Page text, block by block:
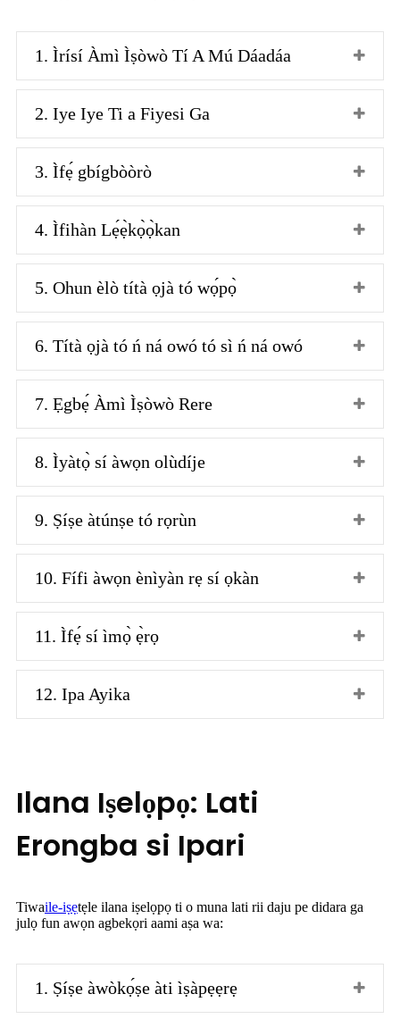
1. Ìrísí Àmì Ìṣòwò Tí A Mú Dáadáa
2. Iye Iye Ti a Fiyesi Ga
3. Ìfẹ́ gbígbòòrò
4. Ìfihàn Lẹ́ẹ̀kọ̀ọ̀kan
5. Ohun èlò títà ọjà tó wọ́pọ̀
6. Títà ọjà tó ń ná owó tó sì ń ná owó
7. Ẹgbẹ́ Àmì Ìṣòwò Rere
8. Ìyàtọ̀ sí àwọn olùdíje
9. Ṣíṣe àtúnṣe tó rọrùn
10. Fífi àwọn ènìyàn rẹ sí ọkàn
11. Ìfẹ́ sí ìmọ̀ ẹ̀rọ
12. Ipa Ayika
Ilana Iṣelọpọ: Lati
Erongba si Ipari
Tiwaile-iṣẹtẹle ilana iṣelọpọ ti o muna lati rii daju pe didara ga
julọ fun awọn agbekọri aami aṣa wa:
1. Ṣíṣe àwòkọ́ṣe àti ìṣàpẹẹrẹ